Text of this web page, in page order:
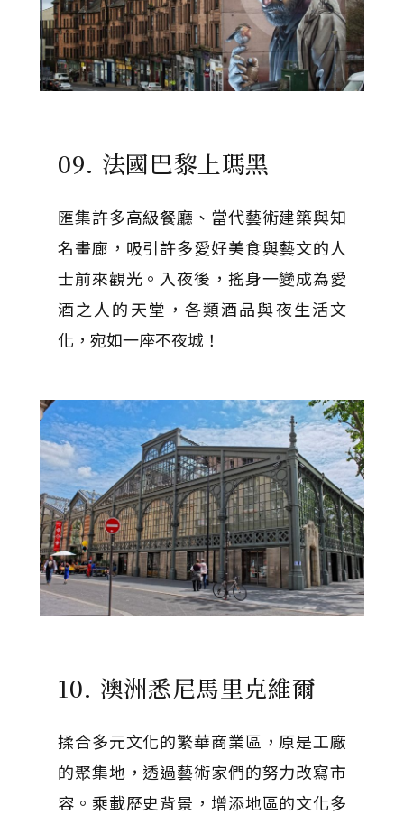
09. 法國巴黎上瑪黑
匯集許多高級餐廳、當代藝術建築與知
名畫廊，吸引許多愛好美食與藝文的人
士前來觀光。入夜後，搖身一變成為愛
酒之人的天堂，各類酒品與夜生活文
化，宛如一座不夜城！
10. 澳洲悉尼馬里克維爾
揉合多元文化的繁華商業區，原是工廠
的聚集地，透過藝術家們的努力改寫市
容。乘載歷史背景，增添地區的文化多